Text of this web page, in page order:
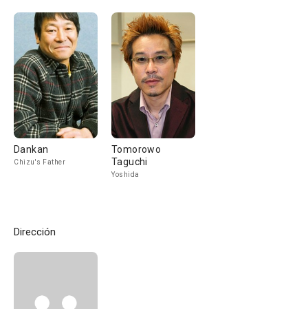
Dankan
Chizu's Father
Tomorowo
Taguchi
Yoshida
Dirección